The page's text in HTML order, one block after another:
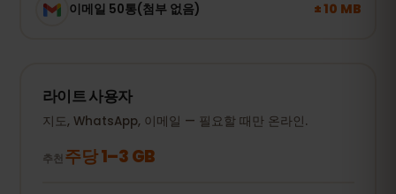
이메일 50통(첨부 없음) ± 10 MB
라이트 사용자
지도, WhatsApp, 이메일 — 필요할 때만 온라인.
추천 주당 1–3 GB